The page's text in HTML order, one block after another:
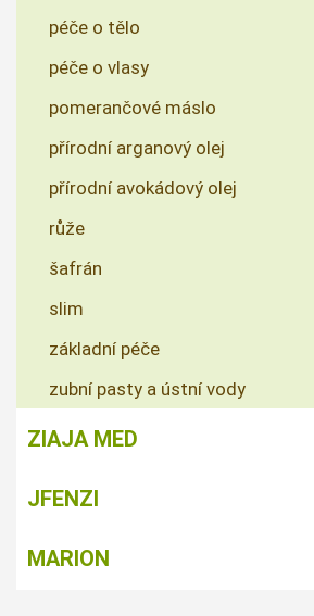
péče o tělo
péče o vlasy
pomerančové máslo
přírodní arganový olej
přírodní avokádový olej
růže
šafrán
slim
základní péče
zubní pasty a ústní vody
ZIAJA MED
JFENZI
MARION